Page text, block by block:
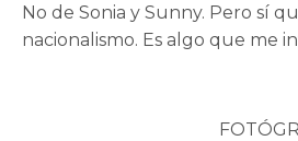
No de Sonia y Sunny. Pero sí
nacionalismo. Es algo que me